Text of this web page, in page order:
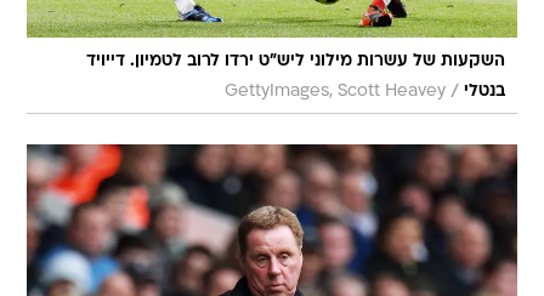
השקעות של עשרות מילוני ליש"ט ירדו לרוב לטמיון. דייויד
בנטלי /
GettyImages, Scott Heavey